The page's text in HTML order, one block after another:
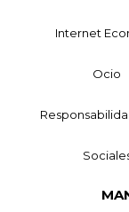
Internet
Ocio